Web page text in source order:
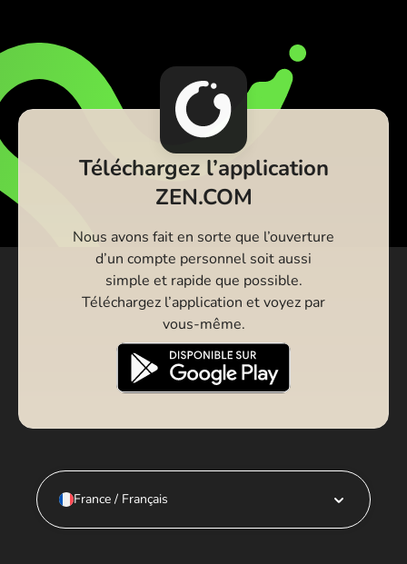
Téléchargez l’application
ZEN.COM
Nous avons fait en sorte que l’ouverture
d’un compte personnel soit aussi
simple et rapide que possible.
Téléchargez l’application et voyez par
vous-même.
France / Français